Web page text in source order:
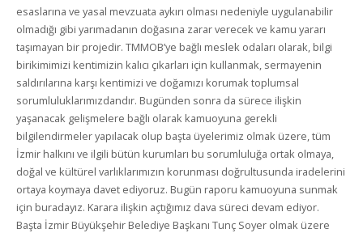
esaslarına ve yasal mevzuata aykırı olması nedeniyle uygulanabilir
olmadığı gibi yarımadanın doğasına zarar verecek ve kamu yararı
taşımayan bir projedir. TMMOB’ye bağlı meslek odaları olarak, bilgi
birikimimizi kentimizin kalıcı çıkarları için kullanmak, sermayenin
saldırılarına karşı kentimizi ve doğamızı korumak toplumsal
sorumluluklarımızdandır. Bugünden sonra da sürece ilişkin
yaşanacak gelişmelere bağlı olarak kamuoyuna gerekli
bilgilendirmeler yapılacak olup başta üyelerimiz olmak üzere, tüm
İzmir halkını ve ilgili bütün kurumları bu sorumluluğa ortak olmaya,
doğal ve kültürel varlıklarımızın korunması doğrultusunda iradelerini
ortaya koymaya davet ediyoruz. Bugün raporu kamuoyuna sunmak
için buradayız. Karara ilişkin açtığımız dava süreci devam ediyor.
Başta İzmir Büyükşehir Belediye Başkanı Tunç Soyer olmak üzere